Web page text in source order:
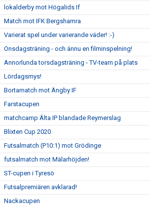
lokalderby mot Högalids If
Match mot IFK Bergshamra
Varierat spel under varierande väder! :-)
Onsdagsträning - och ännu en filminspelning!
Annorlunda torsdagsträning - TV-team på plats
Lördagsmys!
Bortamatch mot Ängby IF
Farstacupen
matchcamp Älta IP blandade Reymerslag
Blixten Cup 2020
Futsalmatch (P10:1) mot Grödinge
futsalmatch mot Mälarhöjden!
ST-cupen i Tyresö
Futsalpremiären avklarad!
Nackacupen